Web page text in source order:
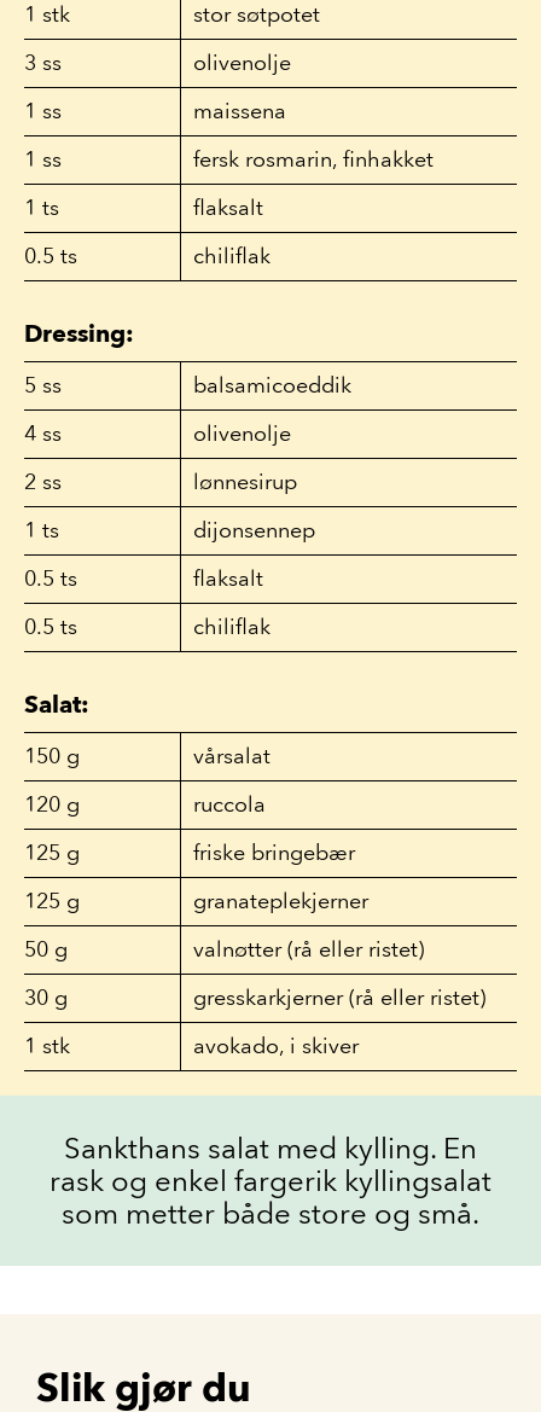
1 stk
stor søtpotet
3 ss
olivenolje
1 ss
maissena
1 ss
fersk rosmarin, finhakket
1 ts
flaksalt
0.5 ts chiliflak
Dressing:
5 ss
balsamicoeddik
4 ss
olivenolje
2 ss
lønnesirup
1 ts
dijonsennep
0.5 ts
flaksalt
0.5 ts chiliflak
Salat:
150 g
vårsalat
120 g
ruccola
125 g
friske bringebær
125 g
granateplekjerner
50 g
valnøtter (rå eller ristet)
30 g
gresskarkjerner (rå eller ristet)
1 stk avokado, i skiver
Sankthans salat med kylling. En
rask og enkel fargerik kyllingsalat
som metter både store og små.
Slik gjør du